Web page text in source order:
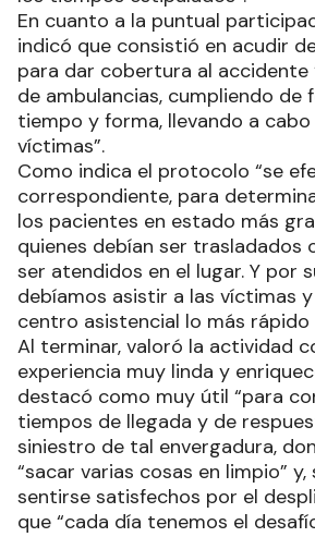
En cuanto a la puntual
indicó que consistió en acudir
para dar cobertura al accidente
de ambulancias, cumpliendo de
tiempo y forma, llevando a
víctimas”.
Como indica el protocolo “se
correspondiente, para
los pacientes en estado más
quienes debían ser trasladados
ser atendidos en el lugar. Y por
debíamos asistir a las víctimas
centro asistencial lo más rápido
Al terminar, valoró la actividad
experiencia muy linda y
destacó como muy útil “para
tiempos de llegada y de
siniestro de tal envergadura,
“sacar varias cosas en limpio”
sentirse satisfechos por el
que “cada día tenemos el